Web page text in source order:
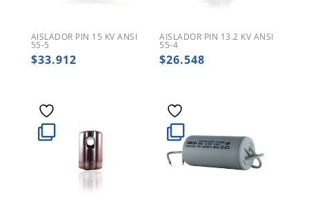
AISLADOR PIN 15 KV ANSI
55-5
$33.912
AISLADOR PIN 13.2 KV ANSI
55-4
$26.548